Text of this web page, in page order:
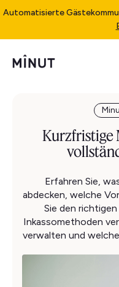
Automatisierte
Kurzfristige
Erfahren Sie,
abdecken, welche
Sie den
Inkassomethoden
verwalten und